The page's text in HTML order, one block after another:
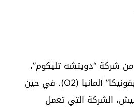
شركة “دويتشه تليكوم”،
تلتها “فودافون”، و”تليفونيكا” ألمانيا (O2). في حين
1 &1 دريليش، الشركة التي تعمل